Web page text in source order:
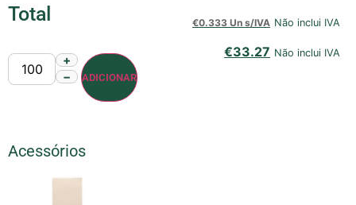
Total €0.333 Un s/IVA Não inclui IVA
€33.27 Não inclui IVA
+
−
ADICIONAR
Acessórios